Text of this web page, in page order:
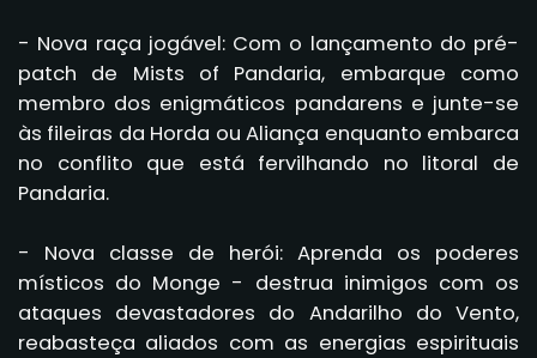
- Nova raça jogável: Com o lançamento do pré-
patch de Mists of Pandaria, embarque como
membro dos enigmáticos pandarens e junte-se
às fileiras da Horda ou Aliança enquanto embarca
no conflito que está fervilhando no litoral de
Pandaria.
- Nova classe de herói: Aprenda os poderes
místicos do Monge - destrua inimigos com os
ataques devastadores do Andarilho do Vento,
reabasteça aliados com as energias espirituais